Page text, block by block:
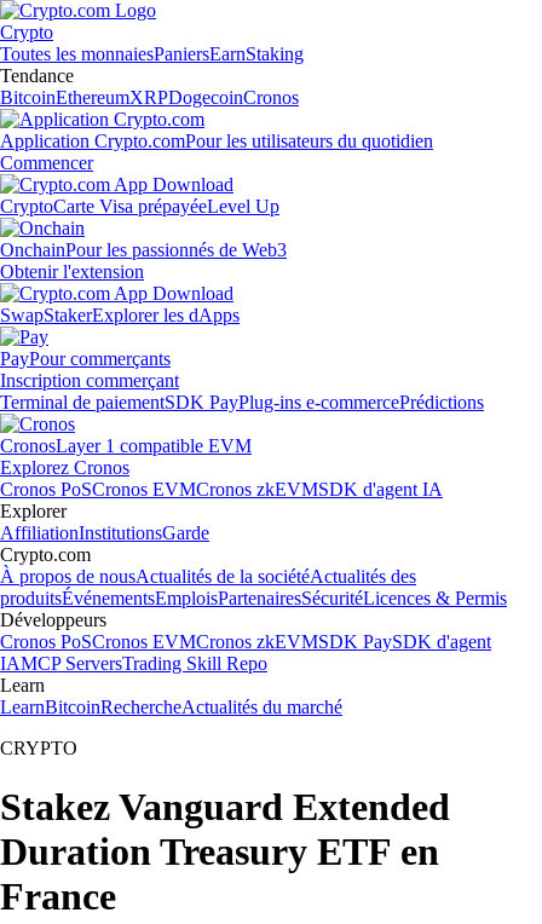
Crypto
Toutes les monnaiesPaniersEarnStaking
Tendance
BitcoinEthereumXRPDogecoinCronos
Application Crypto.comPour les utilisateurs du quotidien
Commencer
CryptoCarte Visa prépayéeLevel Up
OnchainPour les passionnés de Web3
Obtenir l'extension
SwapStakerExplorer les dApps
PayPour commerçants
Inscription commerçant
Terminal de paiementSDK PayPlug-ins e-commercePrédictions
CronosLayer 1 compatible EVM
Explorez Cronos
Cronos PoSCronos EVMCronos zkEVMSDK d'agent IA
Explorer
AffiliationInstitutionsGarde
Crypto.com
À propos de nousActualités de la sociétéActualités des
produitsÉvénementsEmploisPartenairesSécuritéLicences & Permis
Développeurs
Cronos PoSCronos EVMCronos zkEVMSDK PaySDK d'agent
IAMCP ServersTrading Skill Repo
Learn
LearnBitcoinRechercheActualités du marché
CRYPTO
Stakez Vanguard Extended
Duration Treasury ETF en
France